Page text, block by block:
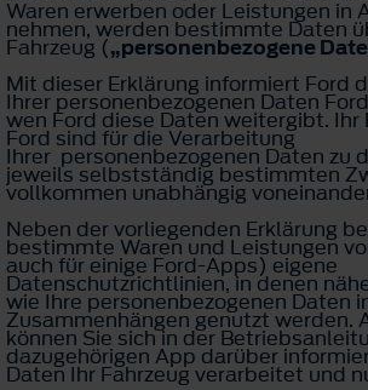
Waren erwerben oder Leistungen in
nehmen, werden bestimmte Daten
Fahrzeug („personenbezogene
Mit dieser Erklärung informiert Ford
Ihrer personenbezogenen Daten Ford
wen Ford diese Daten weitergibt. Ihr
Ford sind für die Verarbeitung
Ihrer personenbezogenen Daten zu
jeweils selbstständig bestimmten
vollkommen unabhängig
Neben der vorliegenden Erklärung
bestimmte Waren und Leistungen
auch für einige Ford-Apps) eigene
Datenschutzrichtlinien, in denen
wie Ihre personenbezogenen Daten
Zusammenhängen genutzt werden.
können Sie sich in der
dazugehörigen App darüber
Daten Ihr Fahrzeug verarbeitet und